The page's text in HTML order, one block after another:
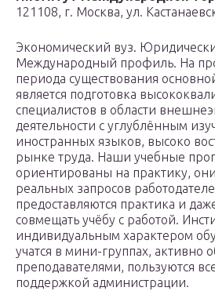
121108, г. Москва, ул.
Экономический вуз.
Международный профиль. На
периода существования
является подготовка
специалистов в области
деятельности с углублённым
иностранных языков, высоко
рынке труда. Наши учебные
ориентированы на практику, они
реальных запросов
предоставляются практика и
совмещать учёбу с работой.
индивидуальным характером
учатся в мини-группах, активно
преподавателями, пользуются
поддержкой администрации.